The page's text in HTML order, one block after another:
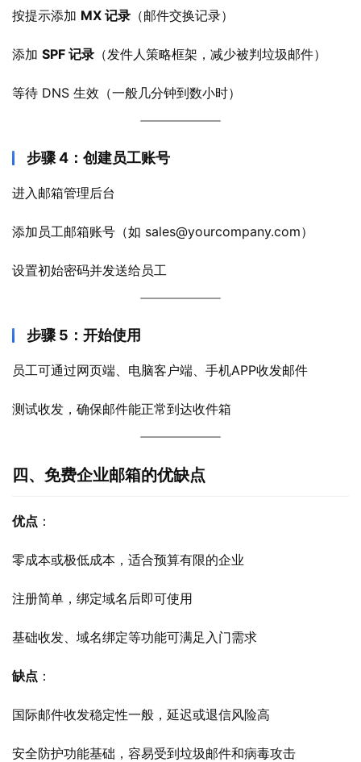
按提示添加 MX 记录 （邮件交换记录）
添加 SPF 记录 （发件人策略框架，减少被判垃圾邮件）
等待 DNS 生效（一般几分钟到数小时）
步骤 4：创建员工账号
进入邮箱管理后台
添加员工邮箱账号（如 sales@yourcompany.com）
设置初始密码并发送给员工
步骤 5：开始使用
员工可通过网页端、电脑客户端、手机APP收发邮件
测试收发，确保邮件能正常到达收件箱
四、免费企业邮箱的优缺点
优点 ：
零成本或极低成本，适合预算有限的企业
注册简单，绑定域名后即可使用
基础收发、域名绑定等功能可满足入门需求
缺点 ：
国际邮件收发稳定性一般，延迟或退信风险高
安全防护功能基础，容易受到垃圾邮件和病毒攻击